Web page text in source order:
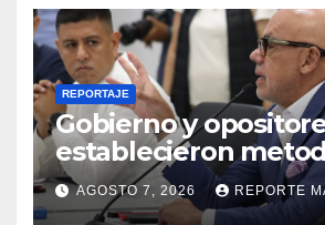
REPORTAJE
Gobierno y
establecieron
para el proceso de
Venezuela
AGOSTO 7, 2026 REPORTE